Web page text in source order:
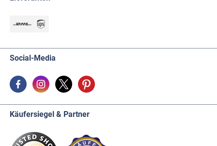
Social-Media
Käufersiegel & Partner